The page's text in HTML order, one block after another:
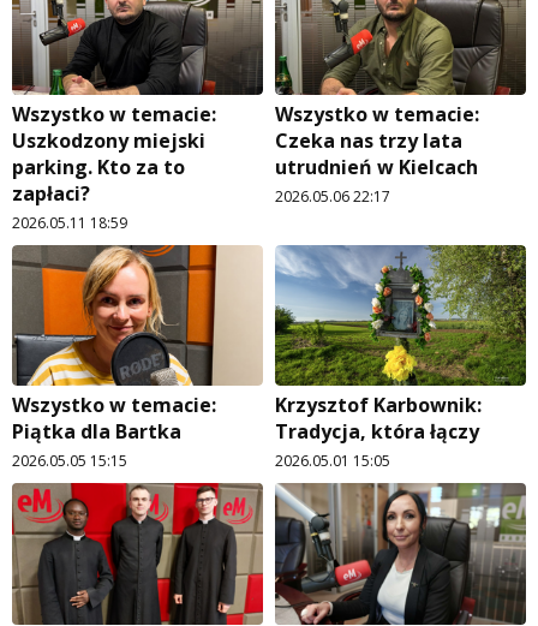
Wszystko w temacie:
Uszkodzony miejski
parking. Kto za to
zapłaci?
2026.05.11 18:59
Wszystko w temacie:
Czeka nas trzy lata
utrudnień w Kielcach
2026.05.06 22:17
Wszystko w temacie:
Piątka dla Bartka
2026.05.05 15:15
Krzysztof Karbownik:
Tradycja, która łączy
2026.05.01 15:05